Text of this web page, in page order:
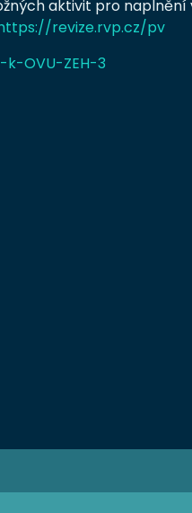
aktivit pro naplnění
revize.rvp.cz/pv
OVU-ZEH-3